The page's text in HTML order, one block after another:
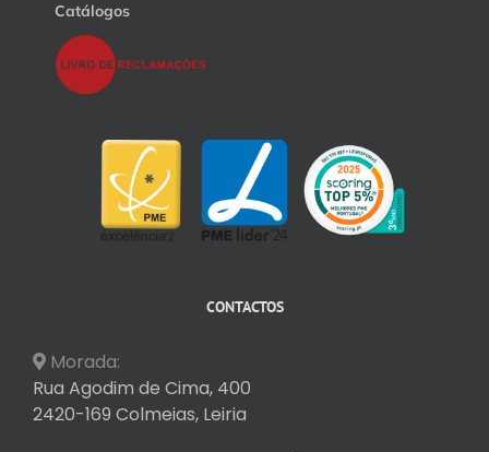
Catálogos
CONTACTOS
Morada:
Rua Agodim de Cima, 400
2420-169 Colmeias, Leiria